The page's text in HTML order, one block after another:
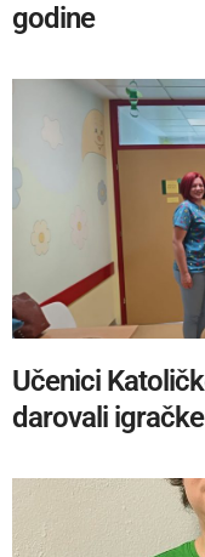
godine
Učenici
darovali